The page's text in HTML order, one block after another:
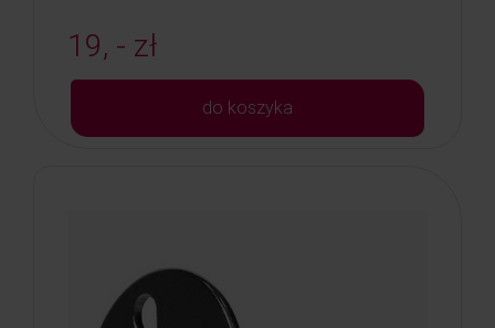
19, - zł
do koszyka